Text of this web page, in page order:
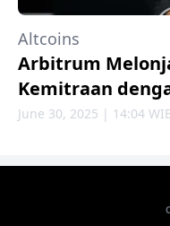
Altcoins
Arbitrum
Kemitraan
June 30, 2025 | 14:04